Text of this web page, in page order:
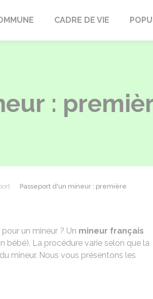
CADRE DE VIE
:
Passeport d'un mineur : première
pour un mineur ? Un mineur français
bébé). La procédure varie selon que la
mineur. Nous vous présentons les